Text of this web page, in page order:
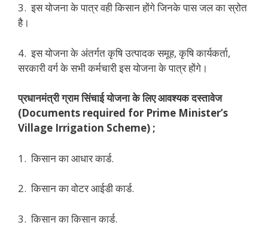
3. इस योजना के पात्र वही किसान होंगे जिनके पास जल का स्रोत
है।
4. इस योजना के अंतर्गत कृषि उत्पादक समूह, कृषि कार्यकर्ता,
सरकारी वर्ग के सभी कर्मचारी इस योजना के पात्र होंगे।
प्रधानमंत्रीग्रामसिंचाईयोजनाकेलिएआवश्यकदस्तावेज
(Documents required for Prime Minister’s
Village Irrigation Scheme) ;
1. किसान का आधार कार्ड.
2. किसान का वोटर आईडी कार्ड.
3. किसान का किसान कार्ड.